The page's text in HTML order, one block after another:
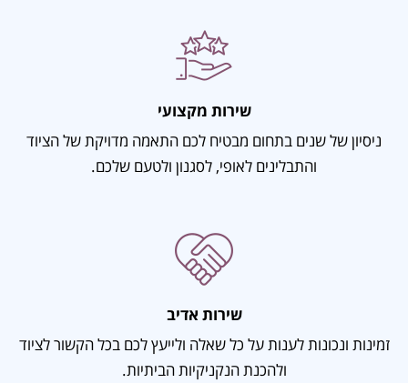
שירות מקצועי
ניסיון של שנים בתחום מבטיח לכם התאמה מדויקת של הציוד
והתבלינים לאופי, לסגנון ולטעם שלכם.
שירות אדיב
זמינות ונכונות לענות על כל שאלה ולייעץ לכם בכל הקשור לציוד
ולהכנת הנקניקיות הביתיות.